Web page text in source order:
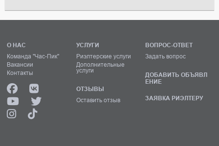
О НАС
Команда "Час-Пик"
Вакансии
Контакты
УСЛУГИ
Риэлтерские услуги
Дополнительные
услуги
ОТЗЫВЫ
Оставить отзыв
ВОПРОС-ОТВЕТ
Задать вопрос
ДОБАВИТЬ ОБЪЯВЛ
ЕНИЕ
ЗАЯВКА РИЭЛТЕРУ